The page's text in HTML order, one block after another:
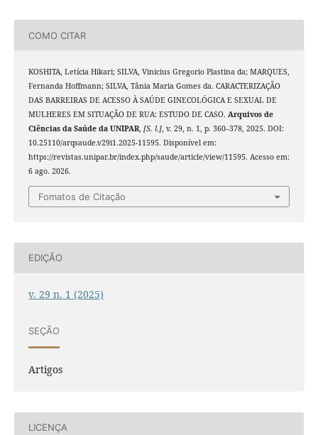
COMO CITAR
KOSHITA, Letícia Hikari; SILVA, Vinicius Gregorio Plastina da; MARQUES,
Fernanda Hoffmann; SILVA, Tânia Maria Gomes da. CARACTERIZAÇÃO
DAS BARREIRAS DE ACESSO À SAÚDE GINECOLÓGICA E SEXUAL DE
MULHERES EM SITUAÇÃO DE RUA: ESTUDO DE CASO. Arquivos de
Ciências da Saúde da UNIPAR, [S. l.], v. 29, n. 1, p. 360–378, 2025. DOI:
10.25110/arqsaude.v29i1.2025-11595. Disponível em:
https://revistas.unipar.br/index.php/saude/article/view/11595. Acesso em:
6 ago. 2026.
Fomatos de Citação
EDIÇÃO
v. 29 n. 1 (2025)
SEÇÃO
Artigos
LICENÇA